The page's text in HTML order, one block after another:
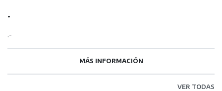
.
.-
MÁS INFORMACIÓN
VER TODAS